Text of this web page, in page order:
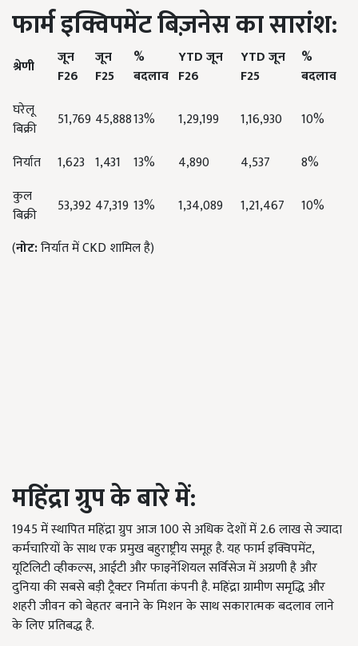
फार्म इक्विपमेंट बिज़नेस का सारांश:
श्रेणी
जून
F26
जून
F25
%
बदलाव
YTDजून
F26
YTDजून
F25
%
बदलाव
घरेलू
बिक्री
51,769 45,88813% 1,29,199 1,16,930
10%
निर्यात
1,623 1,431 13% 4,890 4,537
8%
कुल
बिक्री
53,392 47,319 13% 1,34,089 1,21,467
10%
(नोट:निर्यात में CKD शामिल है)
महिंद्रा ग्रुप के बारे में:
1945 में स्थापित महिंद्रा ग्रुप आज 100 से अधिक देशों में 2.6 लाख से ज्यादा
कर्मचारियों के साथ एक प्रमुख बहुराष्ट्रीय समूह है. यह फार्म इक्विपमेंट,
यूटिलिटी व्हीकल्स, आईटी और फाइनेंशियल सर्विसेज में अग्रणी है और
दुनिया की सबसे बड़ी ट्रैक्टर निर्माता कंपनी है. महिंद्रा ग्रामीण समृद्धि और
शहरी जीवन को बेहतर बनाने के मिशन के साथ सकारात्मक बदलाव लाने
के लिए प्रतिबद्ध है.